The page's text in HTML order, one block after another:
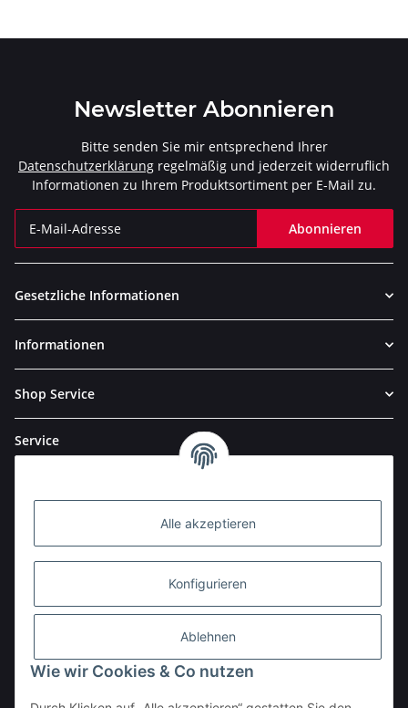
Alle akzeptieren
Konfigurieren
Ablehnen
Wie wir Cookies & Co nutzen
Newsletter Abonnieren
Bitte senden Sie mir entsprechend Ihrer
Datenschutzerklärung regelmäßig und jederzeit widerruflich
Informationen zu Ihrem Produktsortiment per E-Mail zu.
Abonnieren
Gesetzliche Informationen
Informationen
Shop Service
Service